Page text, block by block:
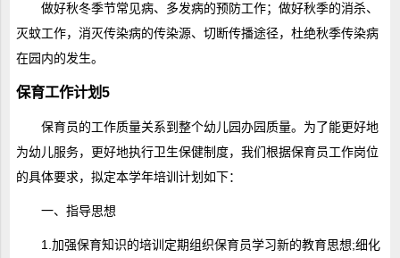
做好秋冬季节常见病、多发病的预防工作；做好秋季的消杀、
灭蚊工作，消灭传染病的传染源、切断传播途径，杜绝秋季传染病
在园内的发生。
保育工作计划5
保育员的工作质量关系到整个幼儿园办园质量。为了能更好地
为幼儿服务，更好地执行卫生保健制度，我们根据保育员工作岗位
的具体要求，拟定本学年培训计划如下：
一、指导思想
1.加强保育知识的培训定期组织保育员学习新的教育思想;细化